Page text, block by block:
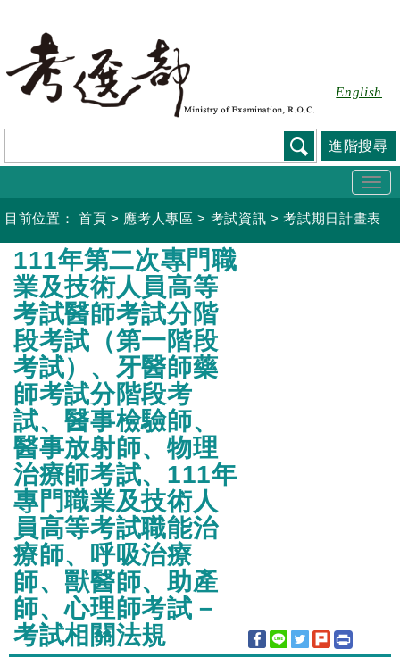
要
容
English
進階搜尋
目前位置： 首頁 > 應考人專區 > 考試資訊 >考試期日計畫表
:::
111年第二次專門職
業及技術人員高等
考試醫師考試分階
段考試（第一階段
考試）、牙醫師藥
師考試分階段考
試、醫事檢驗師、
醫事放射師、物理
治療師考試、111年
專門職業及技術人
員高等考試職能治
療師、呼吸治療
師、獸醫師、助產
師、心理師考試－
考試相關法規